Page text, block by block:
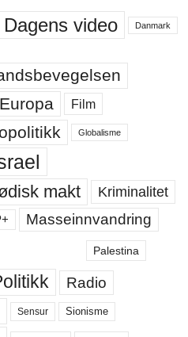
Dagens video Danmark
Europa Film
Globalisme
makt Kriminalitet
Masseinnvandring
Palestina
Radio
Sensur Sionisme